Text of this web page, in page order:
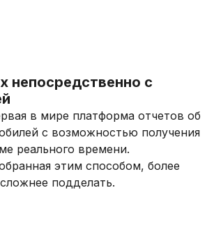
непосредственно с
в мире платформа отчетов об
с возможностью получения
реального времени.
этим способом, более
подделать.